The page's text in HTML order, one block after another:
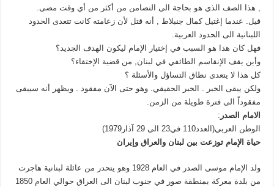
, هذا الصف الذي هو بحاجة الى التضامن من أكثر من أي وقت مضى.
قيل. عندما إغتيل كمال جنبلاط , أنه قتل لأن زعامته كانت تتعدى الحدود
اللبنانية الى الحدود العربية.
فهل كان هذا هو السبب في إختيار الإمام ليكون الهدف الجديد؟
وأين يقف الإنقاسم الطائفي في لبنان, من قضية الإختفاء؟
كل هذا لا يتعدى نطاق التساؤل والأسئلة ؟
ولكن يبقى الخبر . الخبر الحقيقي. وهو حتى الآن مفقود . ويظهر أنه سيبقى
مفقوداً الى فترة طويلة من الزمن.
الامام الصدر :
الوطن العربي(العدد110 في23 الى 29 آذار1979)
حياة الإمام توزعت بين لبنان والعراق وإيران
ولد الإمام موسى الصدر في العام 1928 وهو يتحدر من عائلة لبنانية هاجرت
من بلدة معركة بمنطقة صور في جنوب لبنان الى العراق حوالي العام 1850